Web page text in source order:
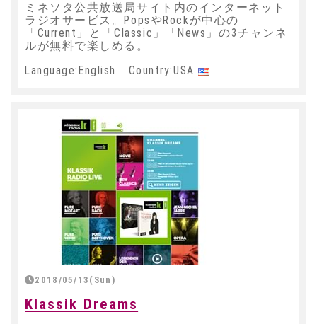
ミネソタ公共放送局サイト内のインターネット
ラジオサービス。PopsやRockが中心の
「Current」と「Classic」「News」の3チャンネ
ルが無料で楽しめる。
Language:English Country:USA
2018/05/13(Sun)
Klassik Dreams